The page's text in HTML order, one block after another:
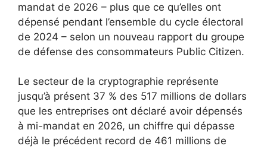
mandat de 2026 – plus que ce qu’elles ont
dépensé pendant l’ensemble du cycle électoral
de 2024 – selon un nouveau rapport du groupe
de défense des consommateurs Public Citizen.
Le secteur de la cryptographie représente
jusqu’à présent 37 % des 517 millions de dollars
que les entreprises ont déclaré avoir dépensés
à mi-mandat en 2026, un chiffre qui dépasse
déjà le précédent record de 461 millions de